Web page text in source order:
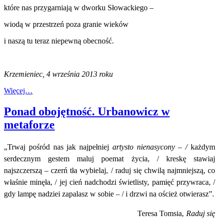
które nas przygarniają w dworku Słowackiego –
wiodą w przestrzeń poza granie wieków
i naszą tu teraz niepewną obecność.
Krzemieniec, 4 września 2013 roku
Więcej…
Ponad obojętność. Urbanowicz w
metaforze
„Trwaj pośród nas jak najpełniej artysto nienasycony – /każdym
serdecznym gestem maluj poemat życia, / kreskę stawiaj
najszczerszą – czerń tła wybielaj, / raduj się chwilą najmniejszą, co
właśnie minęła, / jej cień nadchodzi świetlisty, pamięć przywraca, /
gdy lampę nadziei zapalasz w sobie – / i drzwi na oścież otwierasz”.
Teresa Tomsia, Raduj się